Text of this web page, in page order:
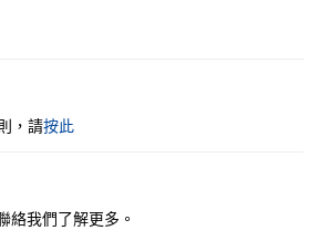
，請按此
絡我們了解更多。